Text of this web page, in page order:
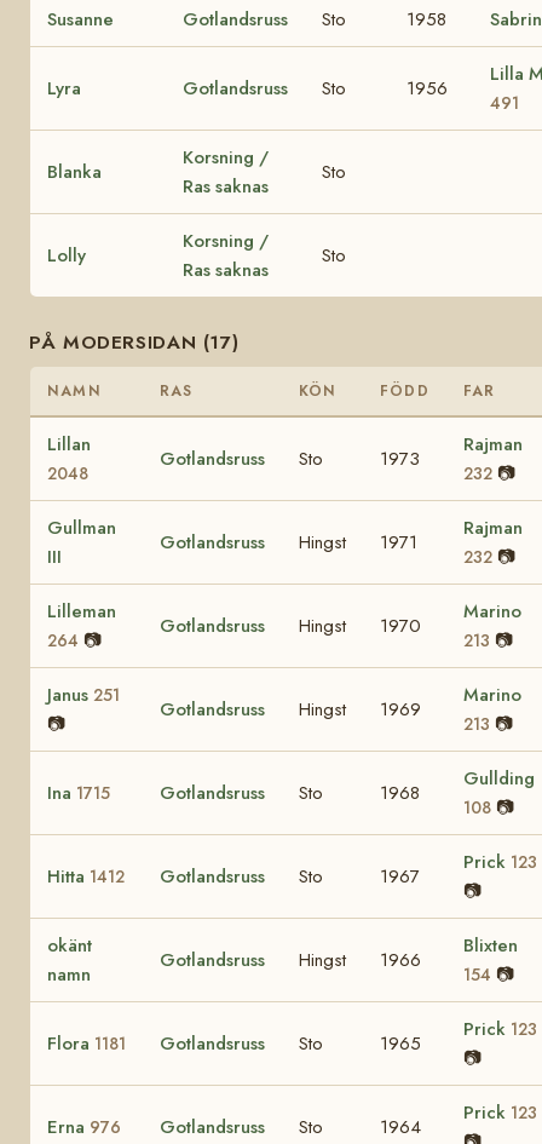
Susanne Gotlandsruss Sto 1958
Lyra Gotlandsruss Sto 1956
Lilla
491
Blanka
Korsning /
Ras saknas
Sto
Lolly
Korsning /
Ras saknas
Sto
PÅ MODERSIDAN (17)
NAMN RAS KÖN FÖDD FAR
Lillan
2048
Gotlandsruss Sto 1973
Rajman
232 📷
Gullman
III
Gotlandsruss Hingst 1971
Rajman
232 📷
Lilleman
264 📷
Gotlandsruss Hingst 1970
Marino
213 📷
Janus 251
📷
Gotlandsruss Hingst 1969
Marino
213 📷
Ina 1715 Gotlandsruss Sto 1968
Gullding
108 📷
Hitta 1412 Gotlandsruss Sto 1967
Prick 123
📷
okänt
namn
Gotlandsruss Hingst 1966
Blixten
154 📷
Flora 1181 Gotlandsruss Sto 1965
Prick 123
📷
Erna 976 Gotlandsruss Sto 1964
Prick 123